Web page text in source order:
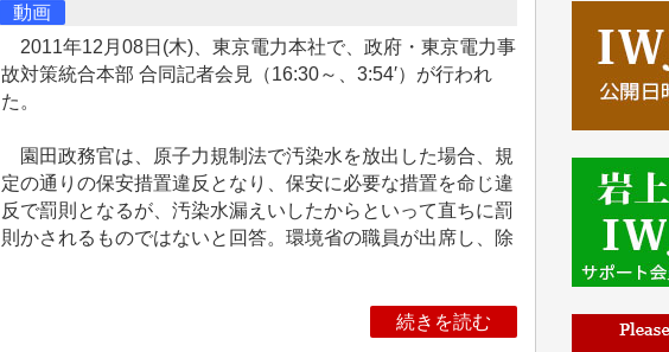
動画
2011年12月08日(木)、東京電力本社で、政府・東京電力事
故対策統合本部 合同記者会見（16:30～、3:54′）が行われ
た。
園田政務官は、原子力規制法で汚染水を放出した場合、規
定の通りの保安措置違反となり、保安に必要な措置を命じ違
反で罰則となるが、汚染水漏えいしたからといって直ちに罰
則かされるものではないと回答。環境省の職員が出席し、除
続きを読む
■■■■■■